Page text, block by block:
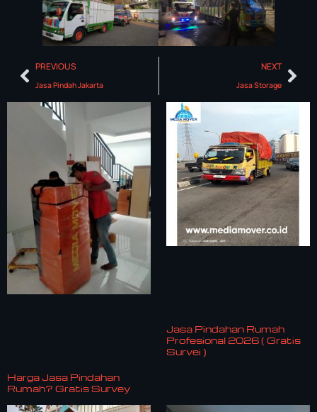
PREVIOUS
Jasa Pindah Jakarta
NEXT
Jasa Storage
Harga Jasa Pindahan
Rumah? Gratis Survey
Jasa Pindahan Rumah
Profesional 2026 ( Gratis
Survei )